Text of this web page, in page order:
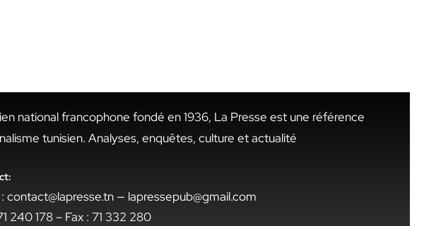
national francophone fondé en 1936, La Presse est une référence
tunisien. Analyses, enquêtes, culture et actualité
contact@lapresse.tn — lapressepub@gmail.com
240 178 – Fax : 71 332 280